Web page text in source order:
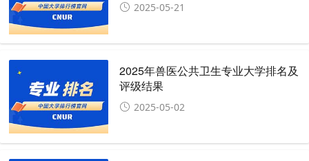
2025-05-21
2025年兽医公共卫生专业大学排名及
评级结果
2025-05-02